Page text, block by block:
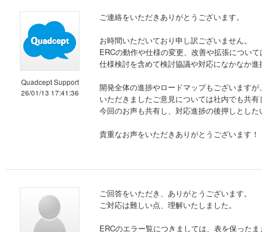
Quadcept Support
26/01/13 17:41:36
ご連絡をいただきありがとうございます。
お時間いただいており申し訳ございません。
ERCの動作や仕様の変更、改善や拡張につい
仕様検討を含めて検討協議や対応になかなか
開発全体の進捗やロードマップもございますが
いただきましたご意見については社内でも共
今回のお声も共有し、対応進捗の後押しとし
貴重なお声をいただきありがとうございます！
ご回答をいただき、ありがとうございます。
ご対応は難しい点、理解いたしました。
ERCのエラー覧につきましては、表を保った